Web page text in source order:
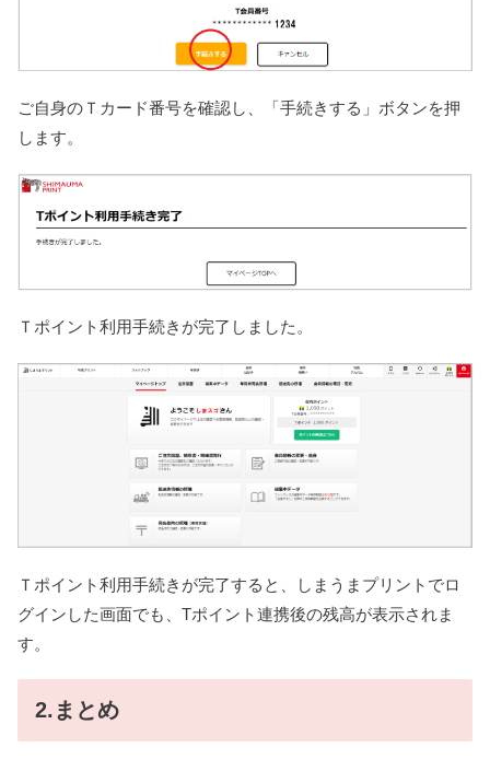
ご自身のＴカード番号を確認し、「手続きする」ボタンを押
します。
Ｔポイント利用手続きが完了しました。
Ｔポイント利用手続きが完了すると、しまうまプリントでロ
グインした画面でも、Tポイント連携後の残高が表示されま
す。
2.まとめ